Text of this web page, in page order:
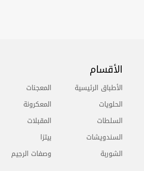
الأقسام
الأطباق الرئيسية
الحلويات
السلطات
السندويشات
الشوربة
المعجنات
المعكرونة
المقبلات
بيتزا
وصفات الرجيم